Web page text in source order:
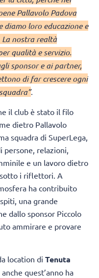
Pallavolo Padova
loro educazione e
nostra realtà
qualità e servizio.
sponsor e ai partner,
di far crescere ogni
.
il club è stato il filo
dietro Pallavolo
squadra di SuperLega,
persone, relazioni,
e un lavoro dietro
i riflettori. A
ha contribuito
una grande
dallo sponsor Piccolo
ammirare e provare
location di Tenuta
quest’anno ha